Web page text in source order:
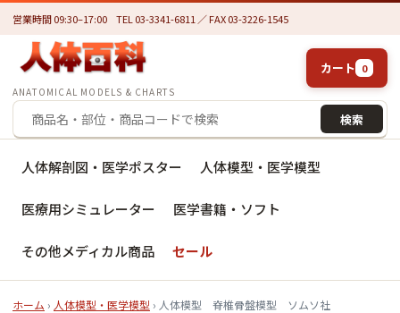
営業時間 09:30–17:00 TEL 03-3341-6811 ／ FAX 03-3226-1545
ANATOMICAL MODELS & CHARTS
検索
カート 0
人体解剖図・医学ポスター 人体模型・医学模型
医療用シミュレーター 医学書籍・ソフト
その他メディカル商品 セール
ホーム › 人体模型・医学模型 › 人体模型 脊椎骨盤模型 ソムソ社